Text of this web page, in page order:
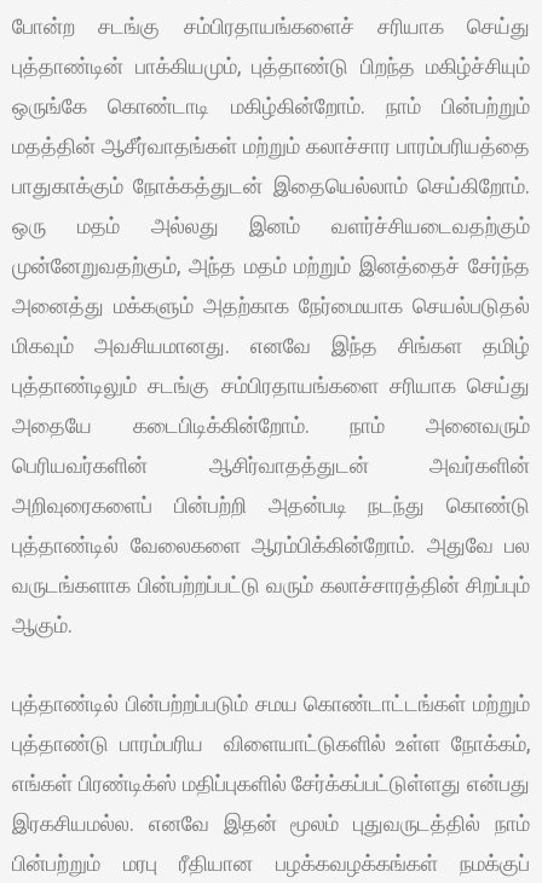
போன்ற சடங்கு சம்பிரதாயங்களைச் சரியாக செய்து
புத்தாண்டின் பாக்கியமும், புத்தாண்டு பிறந்த மகிழ்ச்சியும்
ஒருங்கே கொண்டாடி மகிழ்கின்றோம். நாம் பின்பற்றும்
மதத்தின் ஆசீர்வாதங்கள் மற்றும் கலாச்சார பாரம்பரியத்தை
பாதுகாக்கும் நோக்கத்துடன் இதையெல்லாம் செய்கிறோம்.
ஒரு மதம் அல்லது இனம் வளர்ச்சியடைவதற்கும்
முன்னேறுவதற்கும், அந்த மதம் மற்றும் இனத்தைச் சேர்ந்த
அனைத்து மக்களும் அதற்காக நேர்மையாக செயல்படுதல்
மிகவும் அவசியமானது. எனவே இந்த சிங்கள தமிழ்
புத்தாண்டிலும் சடங்கு சம்பிரதாயங்களை சரியாக செய்து
அதையே கடைபிடிக்கின்றோம். நாம் அனைவரும்
பெரியவர்களின் ஆசிர்வாதத்துடன் அவர்களின்
அறிவுரைகளைப் பின்பற்றி அதன்படி நடந்து கொண்டு
புத்தாண்டில் வேலைகளை ஆரம்பிக்கின்றோம். அதுவே பல
வருடங்களாக பின்பற்றப்பட்டு வரும் கலாச்சாரத்தின் சிறப்பும்
ஆகும்.
புத்தாண்டில் பின்பற்றப்படும் சமய கொண்டாட்டங்கள் மற்றும்
புத்தாண்டு பாரம்பரிய விளையாட்டுகளில் உள்ள நோக்கம்,
எங்கள் பிரண்டிக்ஸ் மதிப்புகளில் சேர்க்கப்பட்டுள்ளது என்பது
இரகசியமல்ல. எனவே இதன் மூலம் புதுவருடத்தில் நாம்
பின்பற்றும் மரபு ரீதியான பழக்கவழக்கங்கள் நமக்குப்